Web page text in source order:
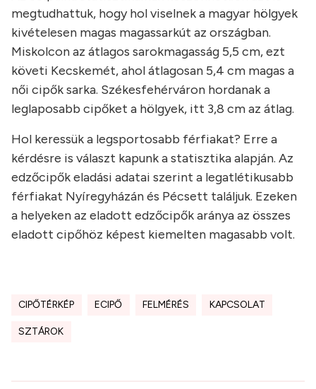
megtudhattuk, hogy hol viselnek a magyar hölgyek
kivételesen magas magassarkút az országban.
Miskolcon az átlagos sarokmagasság 5,5 cm, ezt
követi Kecskemét, ahol átlagosan 5,4 cm magas a
női cipők sarka. Székesfehérváron hordanak a
leglaposabb cipőket a hölgyek, itt 3,8 cm az átlag.
Hol keressük a legsportosabb férfiakat? Erre a
kérdésre is választ kapunk a statisztika alapján. Az
edzőcipők eladási adatai szerint a legatlétikusabb
férfiakat Nyíregyházán és Pécsett találjuk. Ezeken
a helyeken az eladott edzőcipők aránya az összes
eladott cipőhöz képest kiemelten magasabb volt.
CIPŐTÉRKÉP ECIPŐ FELMÉRÉS KAPCSOLAT
SZTÁROK